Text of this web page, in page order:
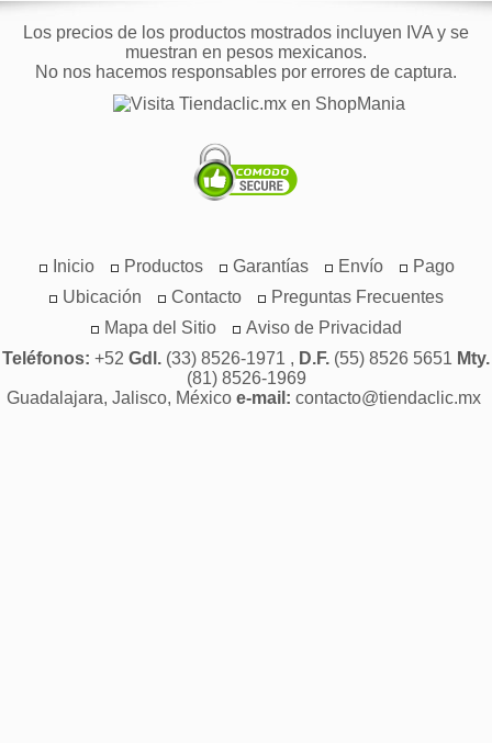
Los precios de los productos mostrados incluyen IVA y se
muestran en pesos mexicanos.
No nos hacemos responsables por errores de captura.
Inicio Productos Garantías Envío
Pago
Ubicación
Contacto
Preguntas Frecuentes
Mapa del Sitio
Aviso de Privacidad
Teléfonos: +52 Gdl. (33) 8526-1971 , D.F. (55) 8526 5651 Mty.
(81) 8526-1969
Guadalajara, Jalisco, México e-mail: contacto@tiendaclic.mx